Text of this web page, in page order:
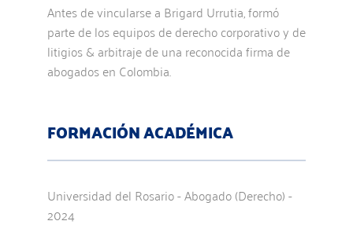
Antes de vincularse a Brigard Urrutia, formó
parte de los equipos de derecho corporativo y de
litigios & arbitraje de una reconocida firma de
abogados en Colombia.
FORMACIÓN ACADÉMICA
Universidad del Rosario - Abogado (Derecho) -
2024